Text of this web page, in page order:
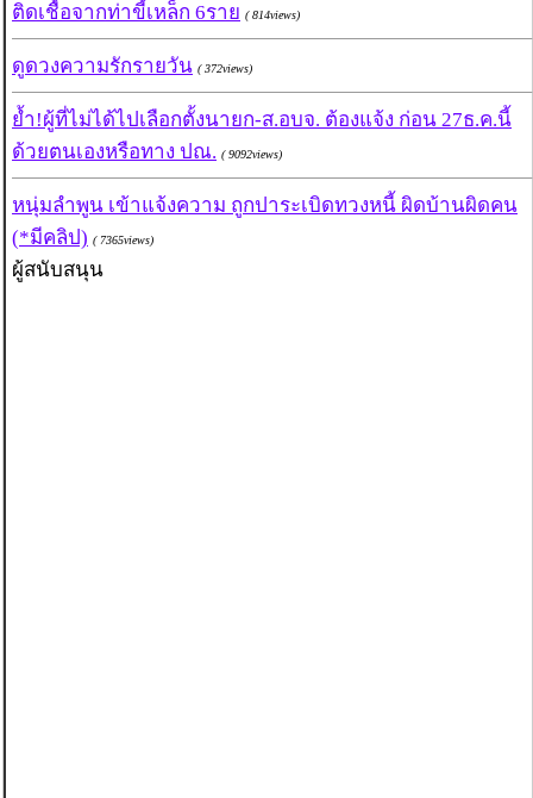
ติดเชื้อจากท่าขี้เหล็ก 6ราย ( 814views)
ดูดวงความรักรายวัน ( 372views)
ย้ำ!ผู้ที่ไม่ได้ไปเลือกตั้งนายก-ส.อบจ. ต้องแจ้ง ก่อน 27ธ.ค.นี้
ด้วยตนเองหรือทาง ปณ. ( 9092views)
หนุ่มลำพูน เข้าแจ้งความ ถูกปาระเบิดทวงหนี้ ผิดบ้านผิดคน
(*มีคลิป) ( 7365views)
ผู้สนับสนุน